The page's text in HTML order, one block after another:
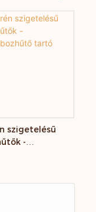
szigetelésű
-